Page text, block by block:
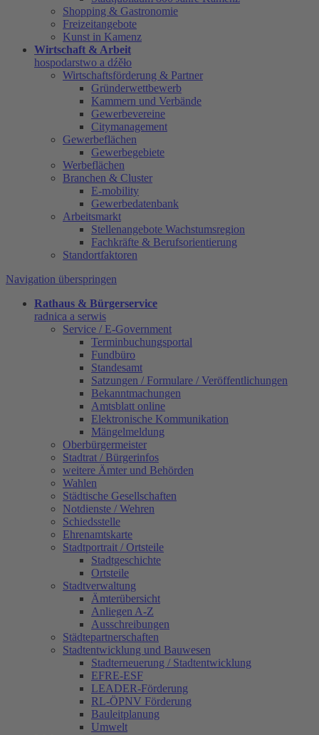
Shopping & Gastronomie
Freizeitangebote
Kunst in Kamenz
Wirtschaft & Arbeit
hospodarstwo a dźěło
Wirtschaftsförderung & Partner
Gründerwettbewerb
Kammern und Verbände
Gewerbevereine
Citymanagement
Gewerbeflächen
Gewerbegebiete
Werbeflächen
Branchen & Cluster
E-mobility
Gewerbedatenbank
Arbeitsmarkt
Stellenangebote Wachstumsregion
Fachkräfte & Berufsorientierung
Standortfaktoren
Navigation überspringen
Rathaus & Bürgerservice
radnica a serwis
Service / E-Government
Terminbuchungsportal
Fundbüro
Standesamt
Satzungen / Formulare / Veröffentlichungen
Bekanntmachungen
Amtsblatt online
Elektronische Kommunikation
Mängelmeldung
Oberbürgermeister
Stadtrat / Bürgerinfos
weitere Ämter und Behörden
Wahlen
Städtische Gesellschaften
Notdienste / Wehren
Schiedsstelle
Ehrenamtskarte
Stadtportrait / Ortsteile
Stadtgeschichte
Ortsteile
Stadtverwaltung
Ämterübersicht
Anliegen A-Z
Ausschreibungen
Städtepartnerschaften
Stadtentwicklung und Bauwesen
Stadterneuerung / Stadtentwicklung
EFRE-ESF
LEADER-Förderung
RL-ÖPNV Förderung
Bauleitplanung
Umwelt